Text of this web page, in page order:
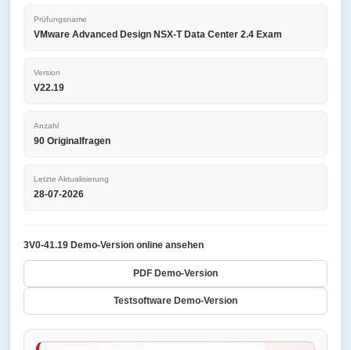
Prüfungsname
VMware Advanced Design NSX-T Data Center 2.4 Exam
Version
V22.19
Anzahl
90 Originalfragen
Letzte Aktualisierung
28-07-2026
3V0-41.19 Demo-Version online ansehen
PDF Demo-Version
Testsoftware Demo-Version